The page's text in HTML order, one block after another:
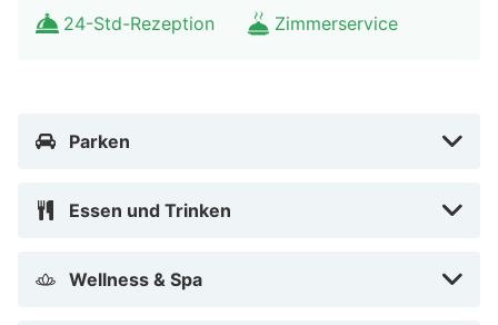
1,7 km Kunsthistorisches Museum – 1,7 km Kärntner
Museum Wien – 1,9 km Der bevorzugte Flughafen für
(VIE) – 20,4 km
nur 15 Gehminuten entfernt von: Haus des Meeres und
24-Std-Rezeption
Zimmerservice
Parken
Essen und Trinken
Wellness & Spa